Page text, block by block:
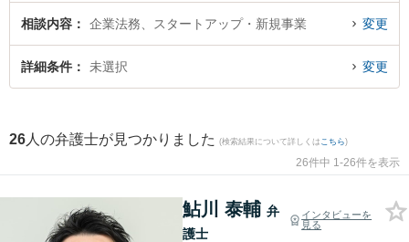
などが注目されています。『長崎県で土日や夜間に発生したスタートアップ・
新規事業のトラブルを今すぐに弁護士に相談したい』『スタートアップ・新規
事業のトラブル解決の実績豊富な近くの弁護士を検索したい』『初回相談無料
相談内容 企業法務、スタートアップ・新規事業 変更
詳細条件 未選択 変更
26 人の弁護士が見つかりました (検索結果について詳しくは こちら)
26件中 1-26件を表示
鮎川 泰輔 弁
護士
インタビューを
見る